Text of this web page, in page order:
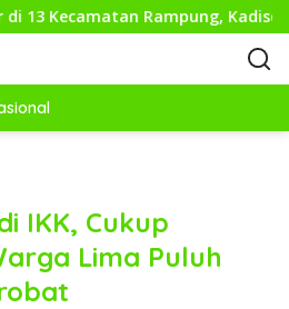
Rampung,
IKK, Cukup
Lima Puluh